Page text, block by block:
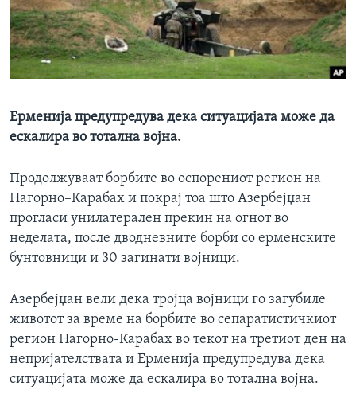
ИНТЕРВЈУА
Јазици
Ерменија предупредува дека ситуацијата може да
ескалира во тотална војна.
Продолжуваат борбите во оспорениот регион на
Нагорно–Карабах и покрај тоа што Азербејџан
прогласи унилатерален прекин на огнот во
неделата, после дводневните борби со ерменските
бунтовници и 30 загинати војници.
Азербејџан вели дека тројца војници го загубиле
животот за време на борбите во сепаратистичкиот
регион Нагорно-Карабах во текот на третиот ден на
непријателствата и Ерменија предупредува дека
ситуацијата може да ескалира во тотална војна.